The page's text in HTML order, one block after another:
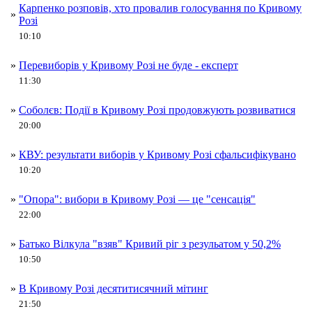
»
Карпенко розповів, хто провалив голосування по Кривому
Розі
10:10
» Перевиборів у Кривому Розі не буде - експерт
11:30
» Соболєв: Події в Кривому Розі продовжують розвиватися
20:00
» КВУ: результати виборів у Кривому Розі сфальсифікувано
10:20
» "Опора": вибори в Кривому Розі — це "сенсація"
22:00
» Батько Вілкула "взяв" Кривий ріг з резульатом у 50,2%
10:50
» В Кривому Розі десятитисячний мітинг
21:50